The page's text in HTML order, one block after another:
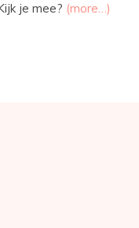
je mee? (more…)